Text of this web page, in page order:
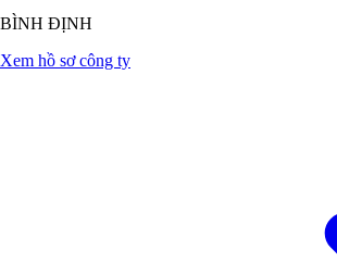
BÌNH ĐỊNH
Xem hồ sơ công ty